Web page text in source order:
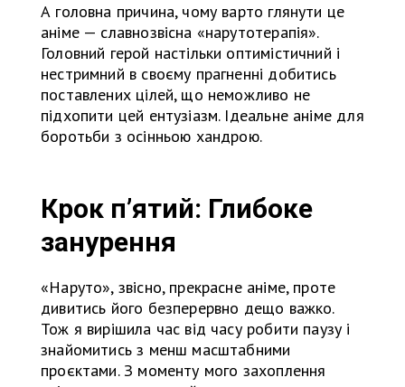
А головна причина, чому варто глянути це
аніме — славнозвісна «нарутотерапія».
Головний герой настільки оптимістичний і
нестримний в своєму прагненні добитись
поставлених цілей, що неможливо не
підхопити цей ентузіазм. Ідеальне аніме для
боротьби з осінньою хандрою.
Крок п’ятий: Глибоке
занурення
«Наруто», звісно, прекрасне аніме, проте
дивитись його безперервно дещо важко.
Тож я вирішила час від часу робити паузу і
знайомитись з менш масштабними
проєктами. З моменту мого захоплення